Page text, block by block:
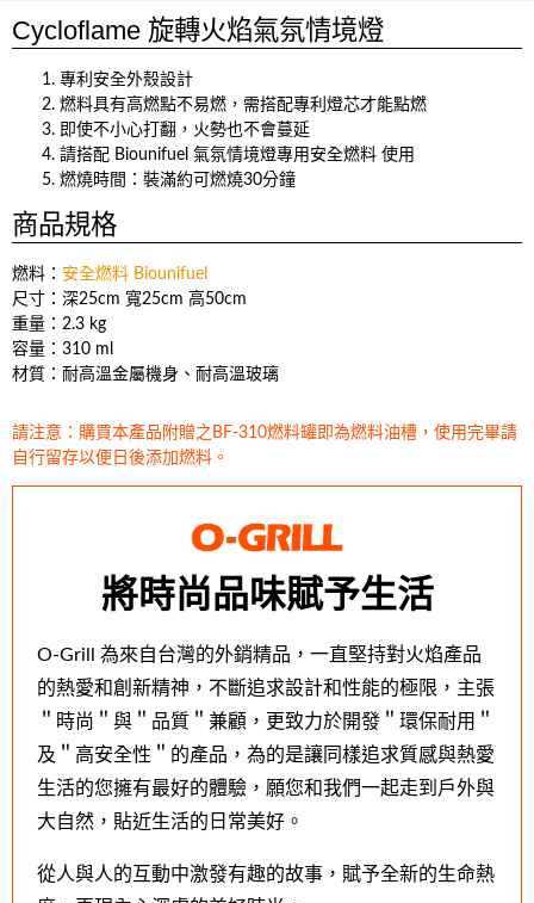
Cycloflame 旋轉火焰氣氛情境燈
專利安全外殼設計
燃料具有高燃點不易燃，需搭配專利燈芯才能點燃
即使不小心打翻，火勢也不會蔓延
請搭配 Biounifuel 氣氛情境燈專用安全燃料 使用
燃燒時間：裝滿約可燃燒30分鐘
商品規格
燃料： 安全燃料 Biounifuel
尺寸：深25cm 寬25cm 高50cm
重量：2.3 kg
容量：310 ml
材質：耐高溫金屬機身、耐高溫玻璃
請注意：購買本產品附贈之BF-310燃料罐即為燃料油槽，使用完畢請
自行留存以便日後添加燃料。
將時尚品味賦予生活
O-Grill 為來自台灣的外銷精品，一直堅持對火焰產品
的熱愛和創新精神，不斷追求設計和性能的極限，主張
＂時尚＂與＂品質＂兼顧，更致力於開發＂環保耐用＂
及＂高安全性＂的產品，為的是讓同樣追求質感與熱愛
生活的您擁有最好的體驗，願您和我們一起走到戶外與
大自然，貼近生活的日常美好。
從人與人的互動中激發有趣的故事，賦予全新的生命熱